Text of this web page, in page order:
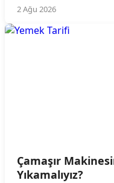
2 Ağu 2026
Çamaşır
Yıkamalıyız?